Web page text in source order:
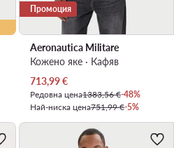
Промоция
Aeronautica Militare
Кожено яке · Кафяв
Актуална цена
713,99€
Редовна цена1383,56 €-48%
Най-ниска цена751,99 €-5%